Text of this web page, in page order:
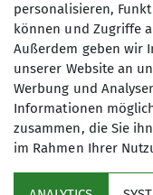
genutzt
meine
kann. *
Mit (*) markierte
sind Pflichtfelder
personalisieren,
können und Zugriffe
Außerdem geben wir
unserer Website an
Werbung und
Informationen
zusammen, die Sie
im Rahmen Ihrer